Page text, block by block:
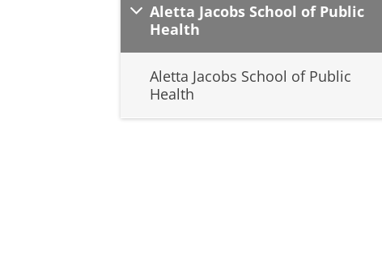
Aletta Jacobs School of Public
Health
Aletta Jacobs School of Public
Health